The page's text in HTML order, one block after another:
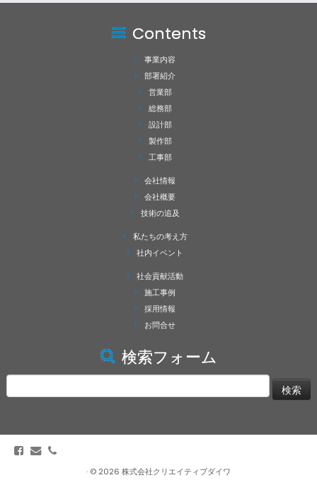
Contents
事業内容
部署紹介
営業部
総務部
設計部
製作部
工事部
会社情報
会社概要
技術の追及
私たちの考え方
社内イベント
社会貢献活動
施工事例
採用情報
お問合せ
検索フォーム
索:
· © 2026 株式会社クリエイティブダイワ